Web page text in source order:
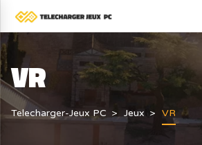
VR
Telecharger-Jeux PC Jeux VR